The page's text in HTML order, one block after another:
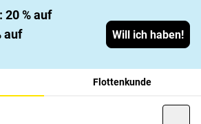
% auf
auf
Will ich haben!
Flottenkunde